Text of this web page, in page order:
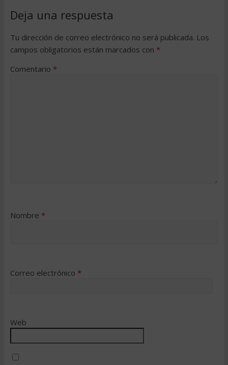
Deja una respuesta
Tu dirección de correo electrónico no será publicada. Los
campos obligatorios están marcados con *
Comentario *
Nombre *
Correo electrónico *
Web